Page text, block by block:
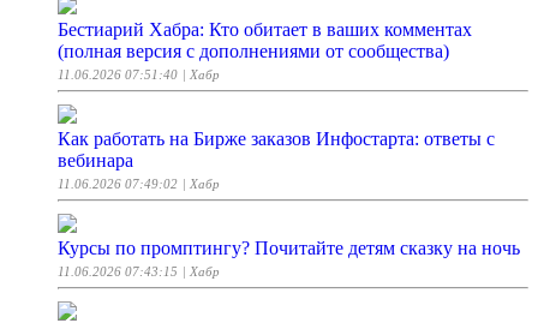
Бестиарий Хабра: Кто обитает в ваших комментах
(полная версия с дополнениями от сообщества)
11.06.2026 07:51:40 | Хабр
Как работать на Бирже заказов Инфостарта: ответы с
вебинара
11.06.2026 07:49:02 | Хабр
Курсы по промптингу? Почитайте детям сказку на ночь
11.06.2026 07:43:15 | Хабр